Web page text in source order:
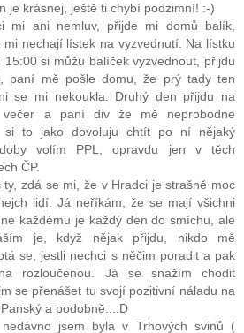
je krásnej, ještě ti chybí podzimní! :-)
mi ani nemluv, přijde mi domů balík,
mi nechají lístek na vyzvednutí. Na lístku
15:00 si můžu balíček vyzvednout, přijdu
paní mě pošle domu, že prý tady ten
se mi nekoukla. Druhý den přijdu na
a paní div že mě neprobodne
si to jako dovoluju chtít po ní nějaký
volím PPL, opravdu jen v těch
ČP.
ty, zdá se mi, že v Hradci je strašně moc
lidí. Já neříkám, že se mají všichni
každému je každý den do smíchu, ale
je, když nějak přijdu, nikdo mě
se, jestli nechci s něčim poradit a pak
rozloučenou. Já se snažím chodit
se přenášet tu svojí pozitivní náladu na
a podobně...:D
jsem byla v Trhových svinů (